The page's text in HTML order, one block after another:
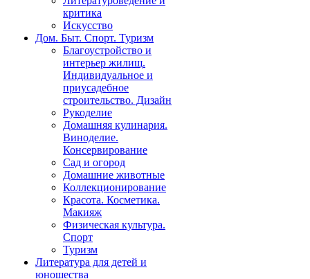
критика
Искусство
Дом. Быт. Спорт. Туризм
Благоустройство и
интерьер жилищ.
Индивидуальное и
приусадебное
строительство. Дизайн
Рукоделие
Домашняя кулинария.
Виноделие.
Консервирование
Сад и огород
Домашние животные
Коллекционирование
Красота. Косметика.
Макияж
Физическая культура.
Спорт
Туризм
Литература для детей и
юношества